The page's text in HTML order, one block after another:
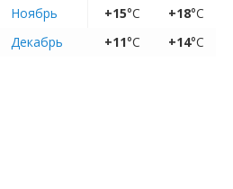
Ноябрь
+15°C +18°C
Декабрь
+11°C +14°C